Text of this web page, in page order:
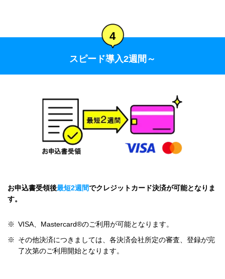
4
スピード導入2週間～
お申込書受領後最短2週間でクレジットカード決済が可能となりま
す。
※ VISA、Mastercard®のご利用が可能となります。
※
その他決済につきましては、各決済会社所定の審査、登録が完
了次第のご利用開始となります。